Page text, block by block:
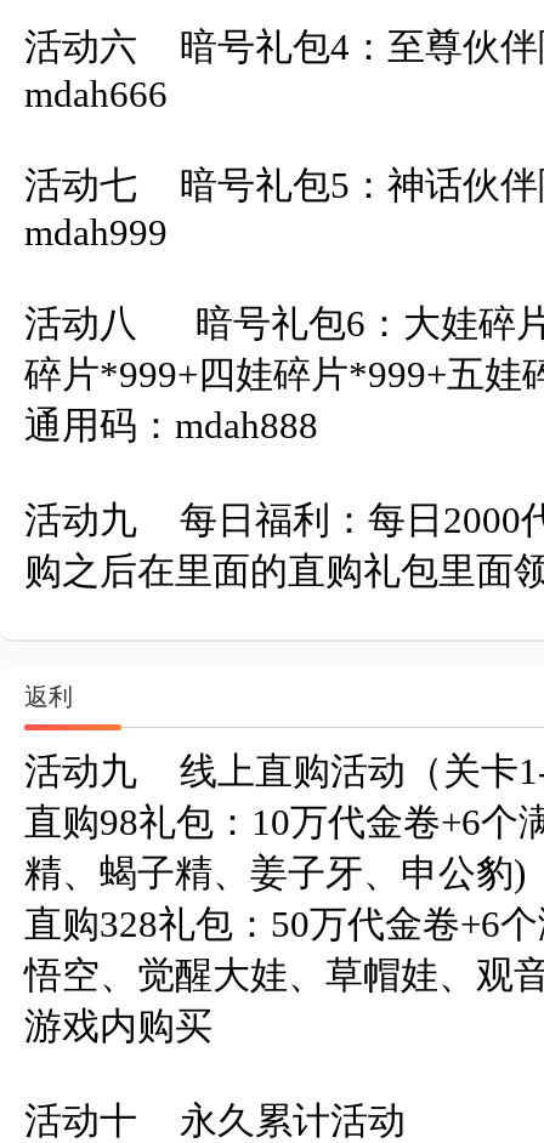
活动六	暗号礼包4：至尊伙伴随机碎片*100	通用码：
mdah666
活动七	暗号礼包5：神话伙伴随机碎片*50	通用码：
mdah999
活动八      暗号礼包6：大娃碎
碎片*999+四娃碎片*999+五娃
通用码：mdah888
活动九	每日福利：每日2000代金卷 	4-10开启每日必
购之后在里面的直购礼包里面
返利
活动九	线上直购活动（关卡1-6激活）
直购98礼包：10万代金卷+6个
精、蝎子精、姜子牙、申公豹)
直购328礼包：50万代金卷+6
悟空、觉醒大娃、草帽娃、观
游戏内购买
活动十	永久累计活动